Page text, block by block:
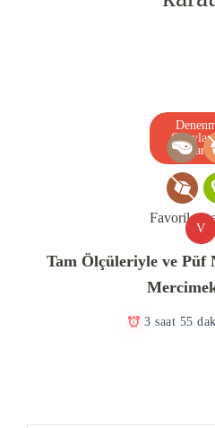
Favorilere
Tarif
V
Tam Ölçüleriyle ve Püf
3 saat 55